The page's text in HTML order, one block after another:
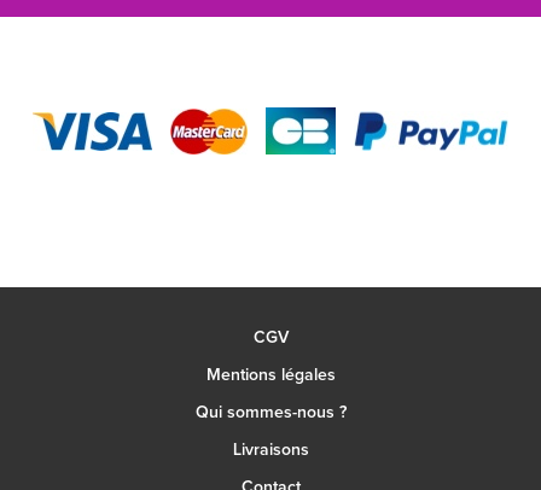
CGV
Mentions légales
Qui sommes-nous ?
Livraisons